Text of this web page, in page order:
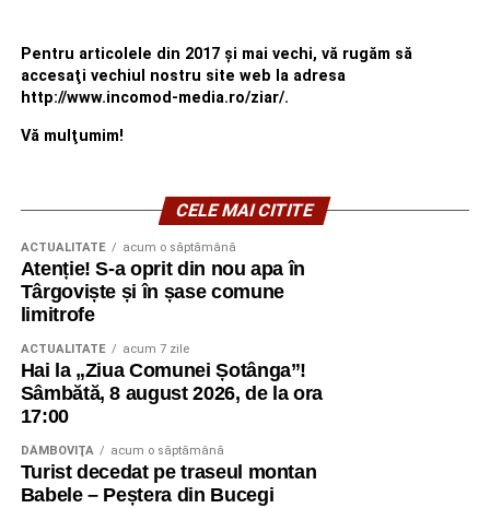
Pentru articolele din 2017 şi mai vechi, vă rugăm să
accesaţi vechiul nostru site web la adresa
http://www.incomod-media.ro/ziar/.
Vă mulţumim!
CELE MAI CITITE
ACTUALITATE acum o săptămână
Atenție! S-a oprit din nou apa în
Târgoviște și în șase comune
limitrofe
ACTUALITATE acum 7 zile
Hai la „Ziua Comunei Șotânga”!
Sâmbătă, 8 august 2026, de la ora
17:00
DÂMBOVIŢA acum o săptămână
Turist decedat pe traseul montan
Babele – Peștera din Bucegi